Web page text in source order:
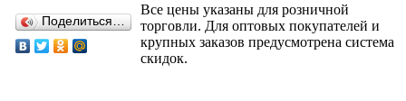
Поделиться…
Все цены указаны для розничной
торговли. Для оптовых покупателей и
крупных заказов предусмотрена система
скидок.